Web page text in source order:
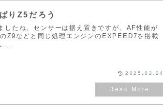
りZ5だろう
たね。センサーは据え置きですが、AF性能が
Z9などと同じ処理エンジンのEXPEED7を搭載
...
2025.02.24